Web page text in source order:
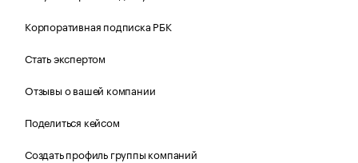
Корпоративная подписка РБК
Стать экспертом
Отзывы о вашей компании
Поделиться кейсом
Создать профиль группы компаний